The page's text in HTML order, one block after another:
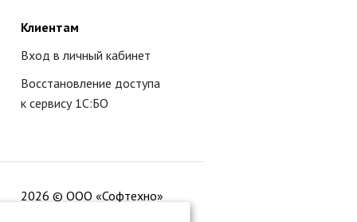
Клиентам
Вход в личный кабинет
Восстановление доступа
к сервису 1С:БО
2026 © ООО «Софтехно»